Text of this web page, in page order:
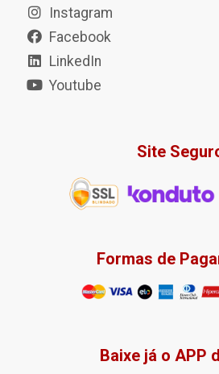
Instagram
Facebook
LinkedIn
Youtube
Site
Formas de
Baixe já o APP